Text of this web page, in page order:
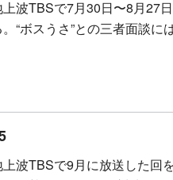
上波TBSで7月30日〜8月27
“ボスうさ”との三者面談に
波TBSで9月に放送した回